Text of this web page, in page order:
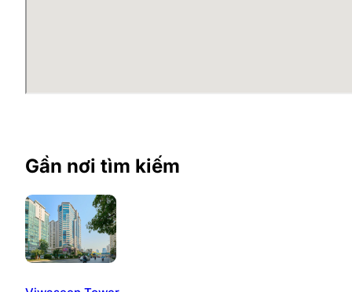
Hệ thống kỹ thuật tòa nhà Rice City Tố Hữu tiên tiến,
cận rất nhiều tiện ích hiện đại bậc nhất, đồng bộ.
phòng…
Khách thuê văn phòng tại Rice City còn được
Hai tầng trung tâm thương mại với đầy đủ các
Gần nơi tìm kiếm